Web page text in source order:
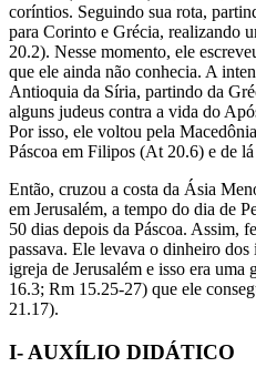
coríntios. Seguindo sua rota,
para Corinto e Grécia, realizando
20.2). Nesse momento, ele
que ele ainda não conhecia. A
Antioquia da Síria, partindo da
alguns judeus contra a vida do
Por isso, ele voltou pela
Páscoa em Filipos (At 20.6) e de
Então, cruzou a costa da Ásia
em Jerusalém, a tempo do dia de
50 dias depois da Páscoa. Assim,
passava. Ele levava o dinheiro
igreja de Jerusalém e isso era uma
16.3; Rm 15.25-27) que ele
21.17).
I- AUXÍLIO DIDÁTICO